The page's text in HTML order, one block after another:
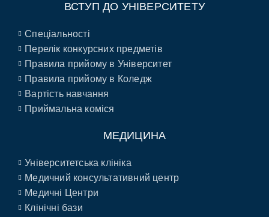
ВСТУП ДО УНІВЕРСИТЕТУ
Спеціальності
Перелік конкурсних предметів
Правила прийому в Університет
Правила прийому в Коледж
Вартість навчання
Приймальна коміся
МЕДИЦИНА
Університетська клініка
Медичний консультативний центр
Медичні Центри
Клінічні бази